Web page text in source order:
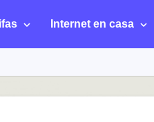
Internet en casa